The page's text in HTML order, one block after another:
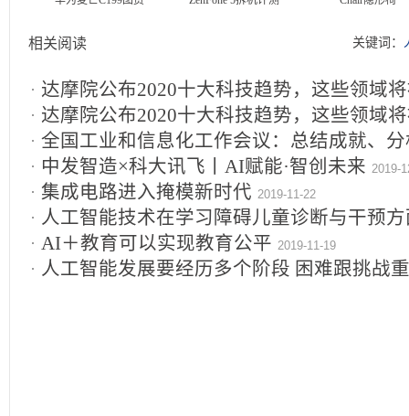
相关阅读 关键词：
达摩院公布2020十大科技趋势，这些领域
达摩院公布2020十大科技趋势，这些领域
全国工业和信息化工作会议：总结成就、
制造 2019-12-24
中发智造×科大讯飞丨AI赋能·智创未来 2019-
集成电路进入掩模新时代 2019-11-22
人工智能技术在学习障碍儿童诊断与干预
用 2019-11-20
AI＋教育可以实现教育公平 2019-11-19
人工智能发展要经历多个阶段 困难跟挑战